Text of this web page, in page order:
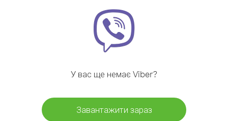
У вас ще немає Viber?
Завантажити зараз